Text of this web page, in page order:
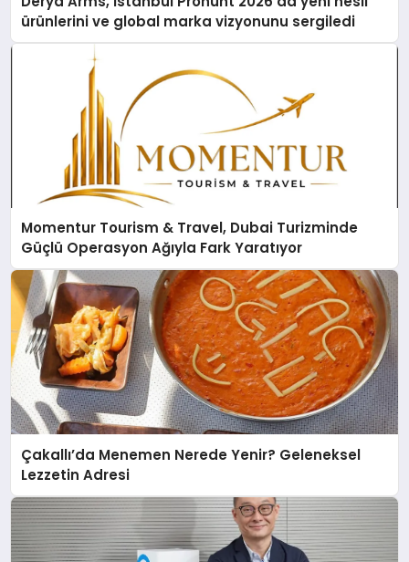
ürünlerini ve global marka vizyonunu sergiledi
Momentur Tourism & Travel, Dubai Turizminde
Güçlü Operasyon Ağıyla Fark Yaratıyor
Çakallı’da Menemen Nerede Yenir? Geleneksel
Lezzetin Adresi